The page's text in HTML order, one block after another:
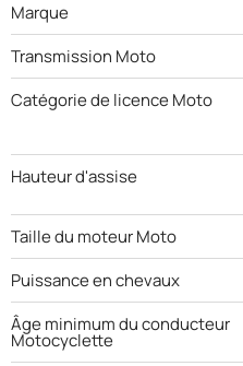
Marque
Transmission Moto
Catégorie de licence Moto
Hauteur d'assise
Taille du moteur Moto
Puissance en chevaux
Âge minimum du conducteur
Motocyclette